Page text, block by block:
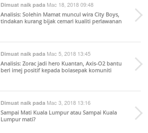
Dimuat naik pada Mac 18, 2018 09:48
Analisis: Solehin Mamat muncul wira City Boys,
tindakan kurang bijak cemari kualiti perlawanan
Dimuat naik pada Mac 5, 2018 13:45
Analisis: Zorac jadi hero Kuantan, Axis-O2 bantu
beri imej positif kepada bolasepak komuniti
Dimuat naik pada Mac 3, 2018 13:16
Sampai Mati Kuala Lumpur atau Sampai Kuala
Lumpur mati?